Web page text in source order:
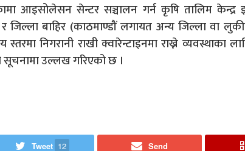
आइसोलेसन सेन्टर सञ्चालन गर्न कृषि तालिम
जिल्ला बाहिर (काठमाण्डौं लगायत अन्य जिल्ला वा
निगरानी राखी क्वारेन्टाइनमा राख्ने व्यवस्थाका
सूचनामा उल्लख गरिएको छ ।
Tweet 12 Send